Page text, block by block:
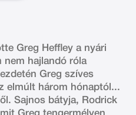
Greg Heffley a nyári
nem hajlandó róla
Greg szíves
elmúlt három hónaptól...
Sajnos bátyja, Rodrick